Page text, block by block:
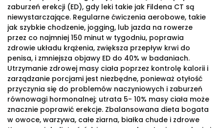
zaburzeń erekcji (ED), gdy leki takie jak Fildena CT są
niewystarczające. Regularne ćwiczenia aerobowe, takie
jak szybkie chodzenie, jogging, lub jazda na rowerze
przez co najmniej 150 minut w tygodniu, poprawia
zdrowie układu krążenia, zwiększa przepływ krwi do
penisa, i zmniejsza objawy ED do 40% w badaniach.
Utrzymanie zdrowej masy ciała poprzez kontrolę kalorii i
zarządzanie porcjami jest niezbędne, ponieważ otyłość
przyczynia się do problemów naczyniowych i zaburzeń
równowagi hormonalnej; utrata 5- 10% masy ciała może
znacznie poprawić erekcje. Zbalansowana dieta bogata
w owoce, warzywa, całe ziarna, białka chude i zdrowe